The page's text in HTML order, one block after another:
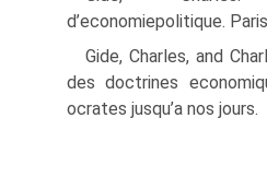
d’economiepolitique.
Gide, Charles, and
des doctrines
ocrates jusqu’a nos jours.